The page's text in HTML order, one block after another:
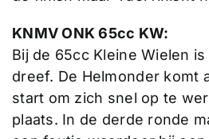
KNMV ONK 65cc KW:
Bij de 65cc Kleine Wielen
dreef. De Helmonder komt
start om zich snel op te
plaats. In de derde ronde